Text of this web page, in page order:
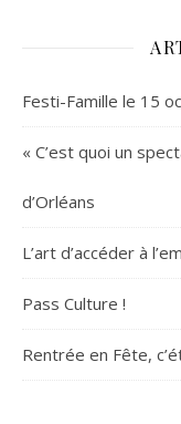
Festi-Famille le 15
« C’est quoi un
d’Orléans
L’art d’accéder à
Pass Culture !
Rentrée en Fête,